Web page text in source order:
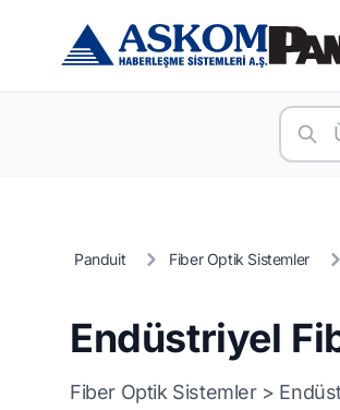
Panduit Fiber Optik Sistemler
Endüstriyel
Fiber Optik Sistemler >